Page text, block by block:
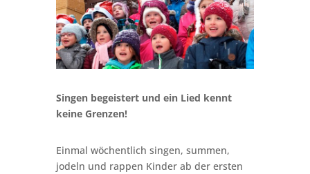
Singen begeistert und ein Lied kennt
keine Grenzen!
Einmal wöchentlich singen, summen,
jodeln und rappen Kinder ab der ersten